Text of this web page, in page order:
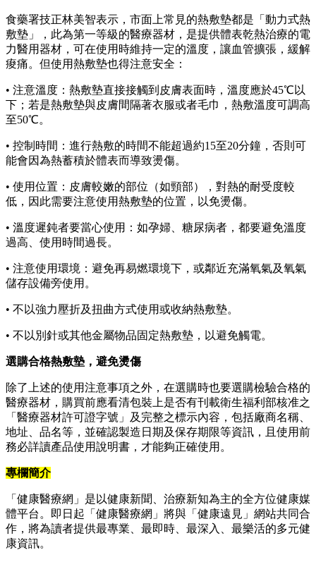
食藥署技正林美智表示，市面上常見的熱敷墊都是「動力式熱
敷墊」，此為第一等級的醫療器材，是提供體表乾熱治療的電
力醫用器材，可在使用時維持一定的溫度，讓血管擴張，緩解
痠痛。但使用熱敷墊也得注意安全：
• 注意溫度：熱敷墊直接接觸到皮膚表面時，溫度應於45℃以
下；若是熱敷墊與皮膚間隔著衣服或者毛巾，熱敷溫度可調高
至50℃。
• 控制時間：進行熱敷的時間不能超過約15至20分鐘，否則可
能會因為熱蓄積於體表而導致燙傷。
• 使用位置：皮膚較嫩的部位（如頸部），對熱的耐受度較
低，因此需要注意使用熱敷墊的位置，以免燙傷。
• 溫度遲鈍者要當心使用：如孕婦、糖尿病者，都要避免溫度
過高、使用時間過長。
• 注意使用環境：避免再易燃環境下，或鄰近充滿氧氣及氧氣
儲存設備旁使用。
• 不以強力壓折及扭曲方式使用或收納熱敷墊。
• 不以別針或其他金屬物品固定熱敷墊，以避免觸電。
選購合格熱敷墊，避免燙傷
除了上述的使用注意事項之外，在選購時也要選購檢驗合格的
醫療器材，購買前應看清包裝上是否有刊載衛生福利部核准之
「醫療器材許可證字號」及完整之標示內容，包括廠商名稱、
地址、品名等，並確認製造日期及保存期限等資訊，且使用前
務必詳讀產品使用說明書，才能夠正確使用。
專欄簡介
「健康醫療網」是以健康新聞、治療新知為主的全方位健康媒
體平台。即日起「健康醫療網」將與「健康遠見」網站共同合
作，將為讀者提供最專業、最即時、最深入、最樂活的多元健
康資訊。